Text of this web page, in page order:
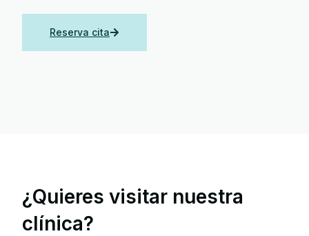
Reserva cita
¿Quieres visitar nuestra
clínica?